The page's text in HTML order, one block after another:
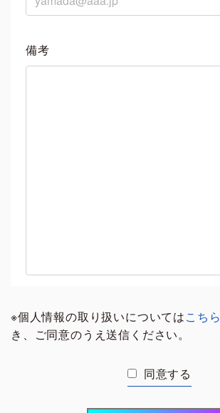
備考
※個人情報の取り扱いについてはこちら
き、ご同意のうえ送信ください。
同意する